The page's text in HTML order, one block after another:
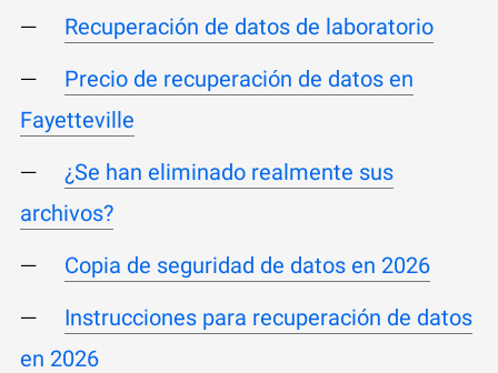
Recuperación de datos de laboratorio
Precio de recuperación de datos en
Fayetteville
¿Se han eliminado realmente sus
archivos?
Copia de seguridad de datos en 2026
Instrucciones para recuperación de datos
en 2026